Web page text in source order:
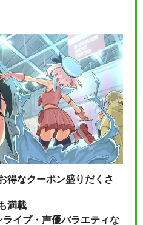
得なクーポン盛りだくさ
満載
イブ・声優バラエティな